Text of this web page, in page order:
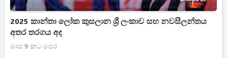
2025 කාන්තා ලෝක කුසලාන ශ්‍රී ලංකාව සහ නවසීලන්තය
අතර තරගය අද
මාස 9 කට පෙර